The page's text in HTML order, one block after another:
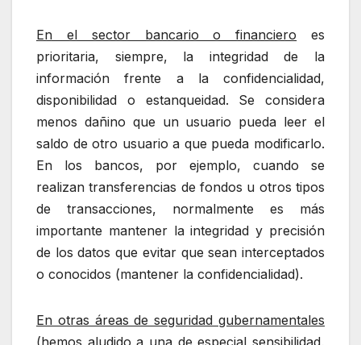
En el sector bancario o financiero es
prioritaria, siempre, la integridad de la
información frente a la confidencialidad,
disponibilidad o estanqueidad. Se considera
menos dañino que un usuario pueda leer el
saldo de otro usuario a que pueda modificarlo.
En los bancos, por ejemplo, cuando se
realizan transferencias de fondos u otros tipos
de transacciones, normalmente es más
importante mantener la integridad y precisión
de los datos que evitar que sean interceptados
o conocidos (mantener la confidencialidad).
En otras áreas de seguridad gubernamentales
(hemos aludido a una de especial sensibilidad,